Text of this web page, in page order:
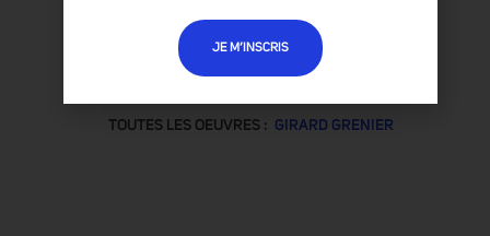
TOUTES LES OEUVRES : GIRARD GRENIER
JE M’INSCRIS